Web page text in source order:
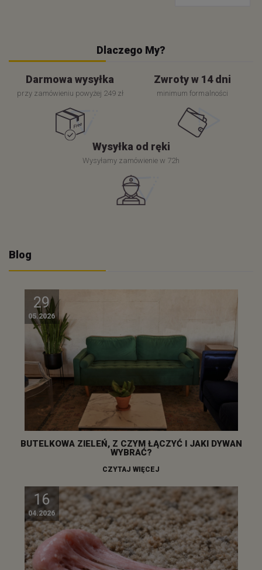
Dlaczego My?
Darmowa wysyłka
przy zamówieniu powyżej 249 zł
Zwroty w 14 dni
minimum formalności
Wysyłka od ręki
Wysyłamy zamówienie w 72h
Blog
29
05.2026
BUTELKOWA ZIELEŃ, Z CZYM ŁĄCZYĆ I JAKI DYWAN
WYBRAĆ?
CZYTAJ WIĘCEJ
16
04.2026